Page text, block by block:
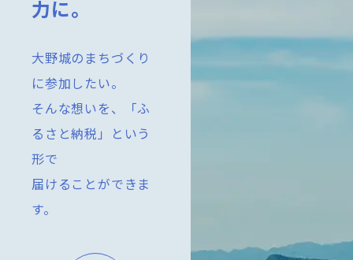
力に。
大野城のまちづくり
に参加したい。
そんな想いを、「ふ
るさと納税」という
形で
届けることができま
す。